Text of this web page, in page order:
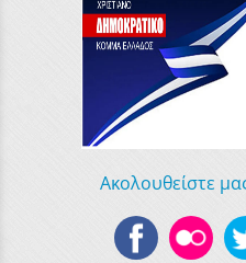
Ακολουθείστε